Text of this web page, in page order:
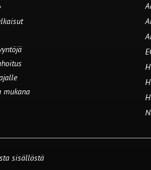
mukana
sisällöstä